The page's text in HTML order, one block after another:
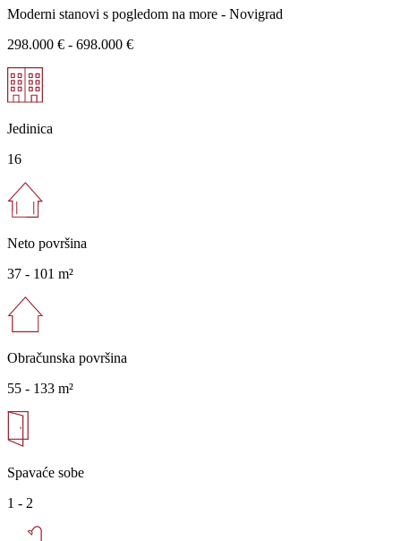
Moderni stanovi s pogledom na more - Novigrad
298.000 € - 698.000 €
Jedinica
16
Neto površina
37 - 101 m²
Obračunska površina
55 - 133 m²
Spavaće sobe
1 - 2